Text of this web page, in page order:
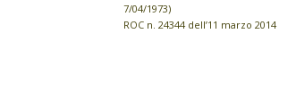
7/04/1973)
ROC n. 24344 dell’11 marzo 2014